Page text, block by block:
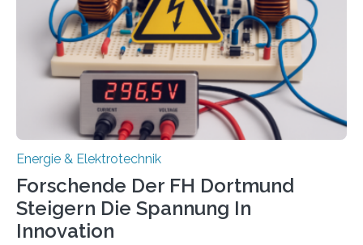
Damit zählt die Hochschule zu den großen
Gewinnerinnen der aktuellen Förderrunde des
Bayerischen Wissenschaftsministeriums. Im
Mittelpunkt steht der direkte Wissenstransfer: Neue
wissenschaftliche Erkenntnisse sollen rasch in die
Energie & Elektrotechnik
Forschende Der FH Dortmund
Steigern Die Spannung In
Innovation